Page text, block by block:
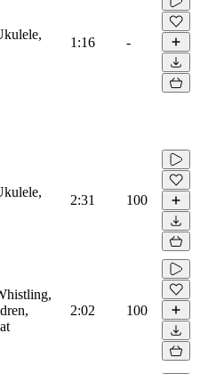
1:16 -
2:31 100
2:02 100